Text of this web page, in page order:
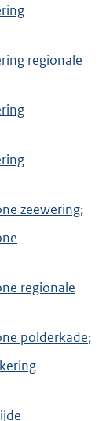
regionale
zeewering;
regionale
polderkade;